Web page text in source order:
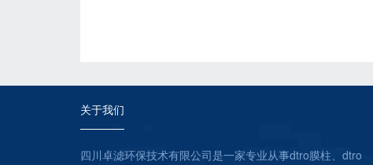
关于我们
四川卓滤环保技术有限公司是一家专业从事dtro膜柱、dtro